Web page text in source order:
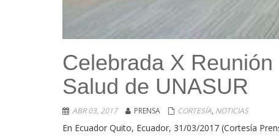
Celebrada X
Salud de UNASUR
ABR 03, 2017 PRENSA CORTESÍA, NOTICIAS
En Ecuador Quito, Ecuador, 31/03/2017 (Cortesía